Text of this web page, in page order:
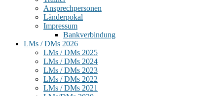
Ansprechpersonen
Länderpokal
Impressum
Bankverbindung
LMs / DMs 2026
LMs / DMs 2025
LMs / DMs 2024
LMs / DMs 2023
LMs / DMs 2022
LMs / DMs 2021